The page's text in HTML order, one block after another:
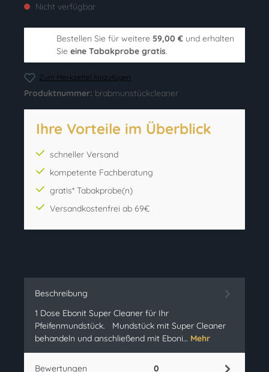
Nicht verfügbar
Bestellen Sie für weitere 59,00 € und erhalten
Sie eine Tabakprobe gratis.
Zum Merkzettel hinzufügen
Produktnummer: brabmunstückcleaner
Ihre Vorteile im Überblick
schneller Versand
kompetente Fachberatung
gratis* Tabakprobe(n)
Versandkostenfrei ab 69€
Beschreibung
1 Dose Ebonit Super Cleaner für Ihr
Pfeifenmundstück. Mundstück mit Super Cleaner
behandeln und anschließend mit Eboni… Mehr
Bewertungen 0